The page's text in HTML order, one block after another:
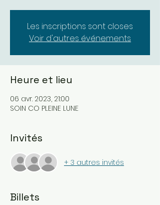
Les inscriptions sont closes
Voir d'autres événements
Heure et lieu
06 avr. 2023, 21:00
SOIN CO PLEINE LUNE
Invités
+ 3 autres invités
Billets